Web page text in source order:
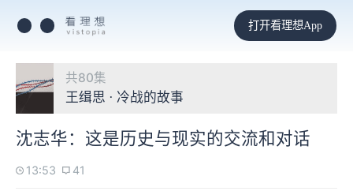
打开看理想App
共80集
王缉思 · 冷战的故事
沈志华：这是历史与现实的交流和对话
13:53 41